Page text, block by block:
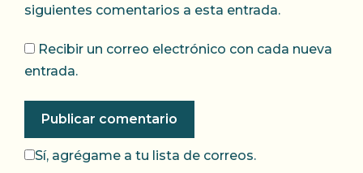
siguientes comentarios a esta entrada.
Recibir un correo electrónico con cada nueva
entrada.
Sí, agrégame a tu lista de correos.